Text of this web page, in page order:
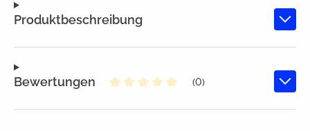
Produktbeschreibung
Bewertungen
(0)